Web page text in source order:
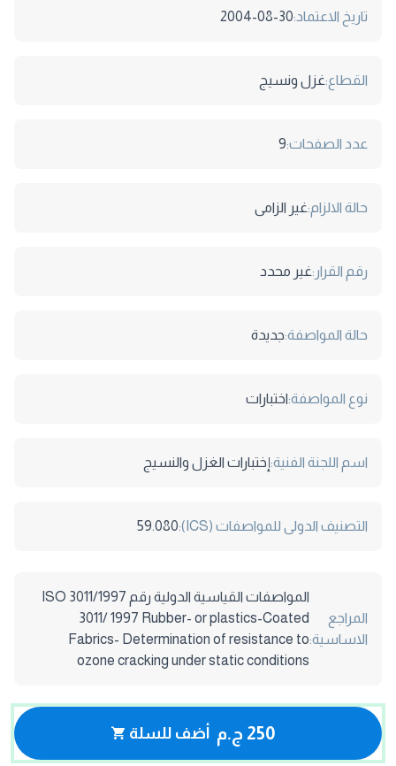
تاريخ الاعتماد:2004-08-30
القطاع:غزل ونسيج
عدد الصفحات:9
حالة الالزام:غير الزامى
رقم القرار:غير محدد
حالة المواصفة:جديدة
نوع المواصفة:اختبارات
اسم اللجنة الفنية:إختبارات الغزل والنسيج
التصنيف الدولى للمواصفات (ICS): 59.080
المراجع
الاساسية:
المواصفات القياسية الدولية رقم 3011/1997 ISO
3011/ 1997 Rubber- or plastics-Coated
Fabrics- Determination of resistance to
ozone cracking under static conditions
250 ج.م أضف للسلة